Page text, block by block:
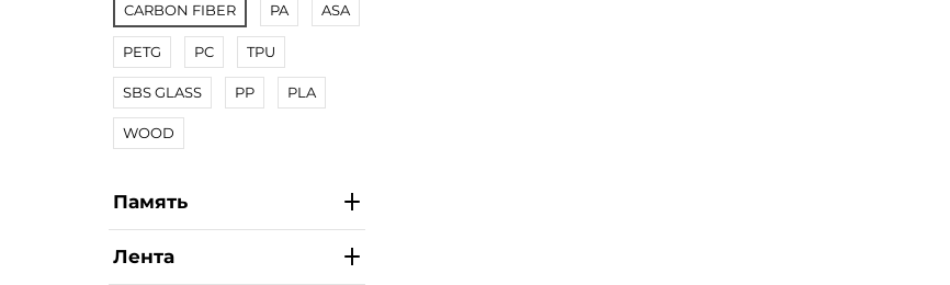
CARBON FIBER PA ASA
PETG PC TPU
SBS GLASS PP PLA
WOOD
Память
Лента